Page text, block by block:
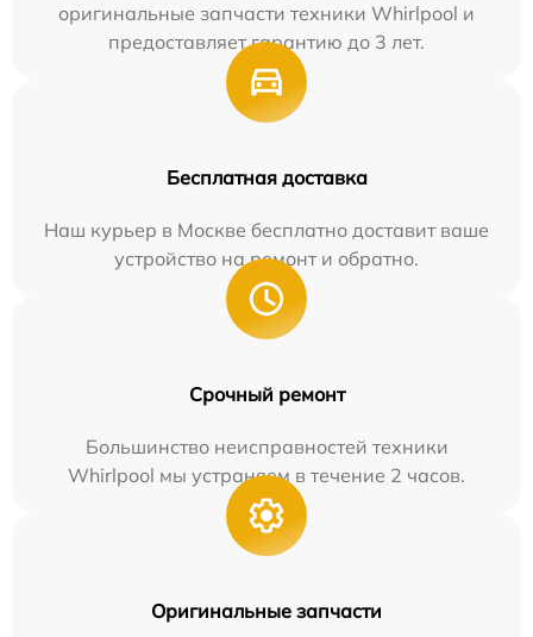
оригинальные запчасти техники Whirlpool и
предоставляет гарантию до 3 лет.
Бесплатная доставка
Наш курьер в Москве бесплатно доставит ваше
устройство на ремонт и обратно.
Срочный ремонт
Большинство неисправностей техники
Whirlpool мы устраняем в течение 2 часов.
Оригинальные запчасти